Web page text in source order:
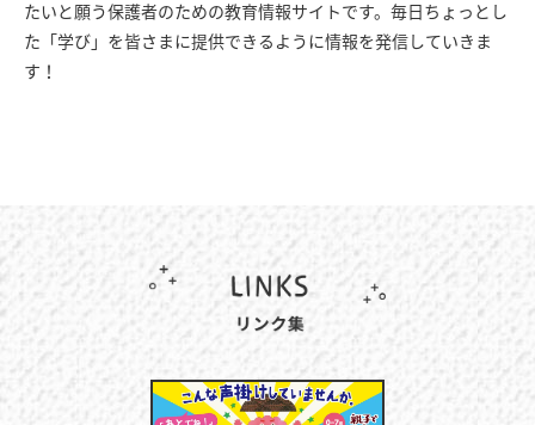
たいと願う保護者のための教育情報サイトです。毎日ちょっとし
た「学び」を皆さまに提供できるように情報を発信していきま
す！